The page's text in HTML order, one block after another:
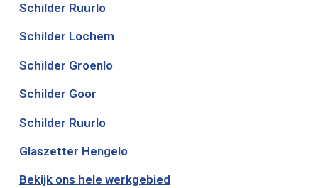
Schilder Ruurlo
Schilder Lochem
Schilder Groenlo
Schilder Goor
Schilder Ruurlo
Glaszetter Hengelo
Bekijk ons hele werkgebied